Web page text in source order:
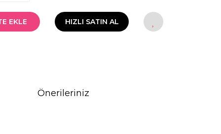
EKLE HIZLI SATIN AL
Önerileriniz